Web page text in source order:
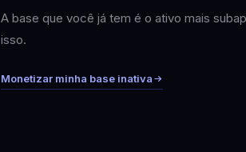
A base que você já tem é o ativo mais
isso.
Monetizar minha base inativa